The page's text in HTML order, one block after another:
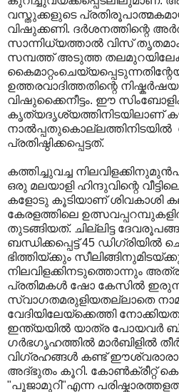
വസ്തുക്കളുടെ
വിഷുക്കണി. ദര്‍ശനത്തിന്റെ
സാന്നിധ്യത്താല്‍ വിസ്‌
സമ്പത്ത്‌ അടുത്ത
ഉത്തരവാദിത്തതിന്റെ
വിഷുക്കൈനീട്ടം. ഈ
കൃത്യദൃശ്യത്തിനിടയിലാണ്‌
നാൽപ്പതുകൊല്ലത്തിനിടയിൽ
പ്രതിഷ്ഠിക്കപ്പെട്ടത്‌.
കത്തിച്ചുവച്ച
ഒരു മലയാളി ഹിന്ദുവിന്റെ
കളോടു കൂടിയാണ്‌ ശിവകാശി
കേരളത്തിലെ
തുടങ്ങിയത്‌. ചില്ലിട്ട
ബന്ധിക്കപ്പെട്ട്‌ 45
ഭിത്തിയ്ക്കും
നിലവിളക്കിനടുത്തൊന്നും
പ്രതിമകള്‍ ഷോ കേസില്‍
സ്വാഗതമരുളിയതല്ലാതെ
വേദിയിലേയ്ക്കെത്തി
ഇന്ത്യയില്‍ യാത്ര പോയവര്‍
ഗര്‍ഭഗൃഹത്തില്‍ മാര്‍ബിളില്‍
വിഗ്രഹങ്ങള്‍ കണ്ട്‌
അദ്ഭുതം കൂറി. കോണ്‍ക്രീറ്റ്‌
"പൂജാമുറി"എന്ന